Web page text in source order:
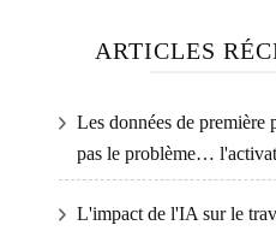
ARTICLES
Les données de première
pas le problème…
L'impact de l'IA sur le